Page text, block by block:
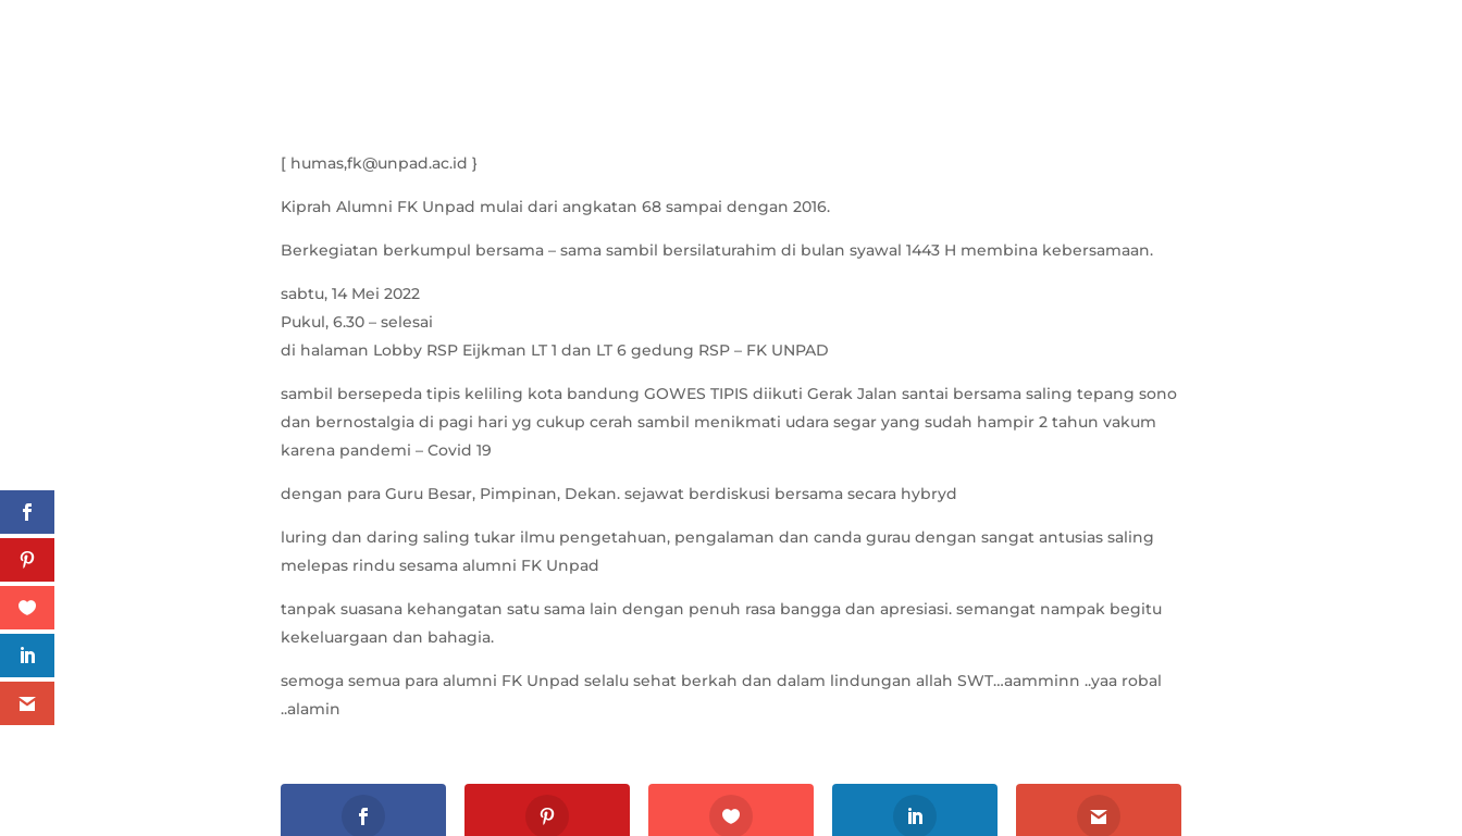
[ humas,fk@unpad.ac.id }
Kiprah Alumni FK Unpad mulai dari angkatan 68 sampai dengan 2016.
Berkegiatan berkumpul bersama – sama sambil bersilaturahim di bulan syawal 1443 H membina kebersamaan.
sabtu, 14 Mei 2022
Pukul, 6.30 – selesai
di halaman Lobby RSP Eijkman LT 1 dan LT 6 gedung RSP – FK UNPAD
sambil bersepeda tipis keliling kota bandung GOWES TIPIS diikuti Gerak Jalan santai bersama saling tepang sono
dan bernostalgia di pagi hari yg cukup cerah sambil menikmati udara segar yang sudah hampir 2 tahun vakum
karena pandemi – Covid 19
dengan para Guru Besar, Pimpinan, Dekan. sejawat berdiskusi bersama secara hybryd
luring dan daring saling tukar ilmu pengetahuan, pengalaman dan canda gurau dengan sangat antusias saling
melepas rindu sesama alumni FK Unpad
tanpak suasana kehangatan satu sama lain dengan penuh rasa bangga dan apresiasi. semangat nampak begitu
kekeluargaan dan bahagia.
semoga semua para alumni FK Unpad selalu sehat berkah dan dalam lindungan allah SWT…aamminn ..yaa robal
..alamin